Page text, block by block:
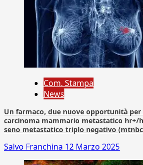
Com. Stampa
News
Un farmaco, due nuove opportunità
carcinoma mammario metastatico hr+/
seno metastatico triplo negativo
Salvo Franchina 12 Marzo 2025